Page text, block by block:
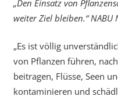
„Den Einsatz von
weiter Ziel bleiben.“ NABU
„Es ist völlig
von Pflanzen führen,
beitragen, Flüsse, Seen
kontaminieren und